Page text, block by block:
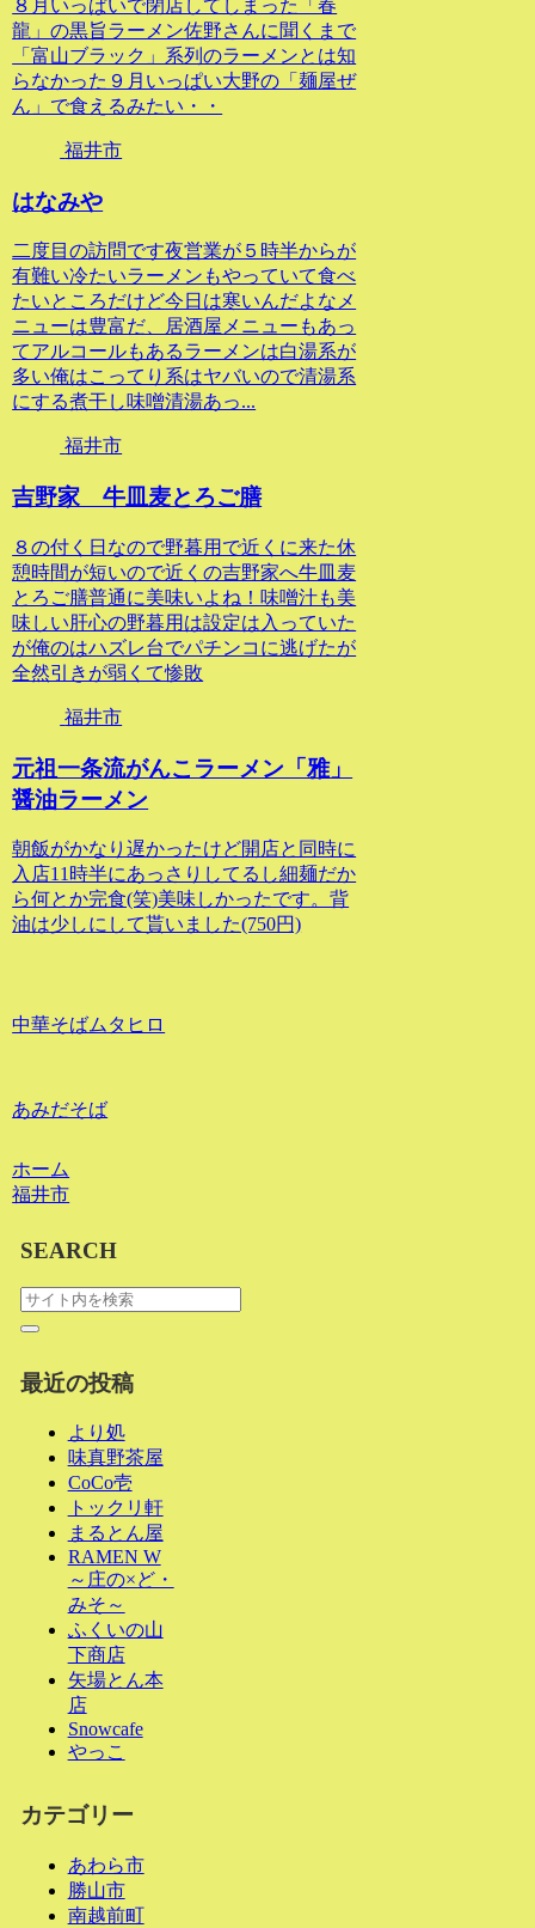
８月いっぱいで閉店してしまった「春
龍」の黒旨ラーメン佐野さんに聞くまで
「富山ブラック」系列のラーメンとは知
らなかった９月いっぱい大野の「麺屋ぜ
ん」で食えるみたい・・
福井市
はなみや
二度目の訪問です夜営業が５時半からが
有難い冷たいラーメンもやっていて食べ
たいところだけど今日は寒いんだよなメ
ニューは豊富だ、居酒屋メニューもあっ
てアルコールもあるラーメンは白湯系が
多い俺はこってり系はヤバいので清湯系
にする煮干し味噌清湯あっ...
福井市
吉野家 牛皿麦とろご膳
８の付く日なので野暮用で近くに来た休
憩時間が短いので近くの吉野家へ牛皿麦
とろご膳普通に美味いよね！味噌汁も美
味しい肝心の野暮用は設定は入っていた
が俺のはハズレ台でパチンコに逃げたが
全然引きが弱くて惨敗
福井市
元祖一条流がんこラーメン「雅」
醤油ラーメン
朝飯がかなり遅かったけど開店と同時に
入店11時半にあっさりしてるし細麺だか
ら何とか完食(笑)美味しかったです。背
油は少しにして貰いました(750円)
中華そばムタヒロ
あみだそば
ホーム
福井市
SEARCH
最近の投稿
より処
味真野茶屋
CoCo壱
トックリ軒
まるとん屋
RAMEN W
～庄の×ど・
みそ～
ふくいの山
下商店
矢場とん本
店
Snowcafe
やっこ
カテゴリー
あわら市
勝山市
南越前町